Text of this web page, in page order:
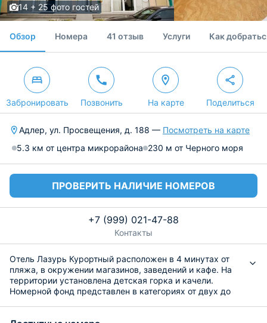
14 + 25 фото гостей
Обзор Номера 41 отзыв Услуги Как
Забронировать Позвонить На карте Поделиться
Адлер, ул. Просвещения, д. 188 — Посмотреть на карте
5.3 км от центра микрорайона 230 м от Черного моря
ПРОВЕРИТЬ НАЛИЧИЕ НОМЕРОВ
+7 (999) 021-47-88
Контакты
Отель Лазурь Курортный расположен в 4 минутах от
пляжа, в окружении магазинов, заведений и кафе. На
территории установлена детская горка и качели.
Номерной фонд представлен в категориях от двух до